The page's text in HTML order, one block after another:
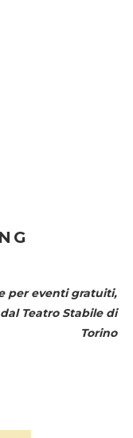
per eventi gratuiti,
Teatro Stabile di
Torino